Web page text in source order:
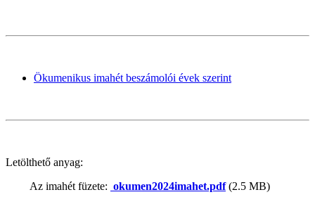
Ökumenikus imahét beszámolói évek szerint
Letölthető anyag:
Az imahét füzete: okumen2024imahet.pdf(2.5 MB)